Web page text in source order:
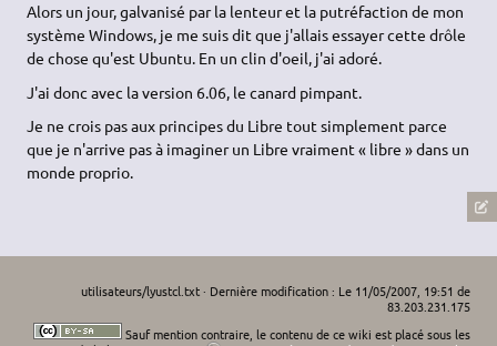
Alors un jour, galvanisé par la lenteur et la putréfaction de mon
système Windows, je me suis dit que j'allais essayer cette drôle
de chose qu'est Ubuntu. En un clin d'oeil, j'ai adoré.
J'ai donc avec la version 6.06, le canard pimpant.
Je ne crois pas aux principes du Libre tout simplement parce
que je n'arrive pas à imaginer un Libre vraiment « libre » dans un
monde proprio.
utilisateurs/lyustcl.txt· Dernière modification : Le 11/05/2007, 19:51 de
83.203.231.175
Sauf mention contraire, le contenu de ce wiki est placé sous les